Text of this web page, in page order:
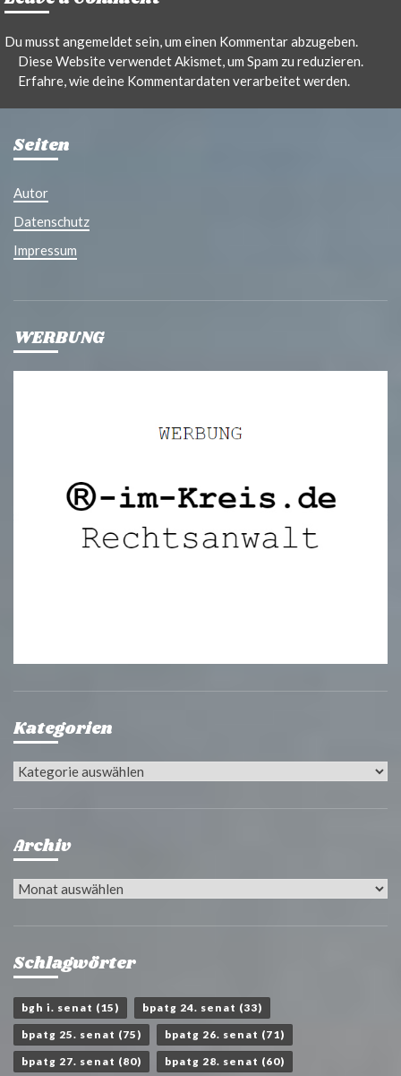
Du musstangemeldetsein, um einen Kommentar abzugeben.
Diese Website verwendet Akismet, um Spam zu reduzieren.
Erfahre, wie deine Kommentardaten verarbeitet werden.
Seiten
Autor
Datenschutz
Impressum
WERBUNG
Kategorien
Kategorien
Archiv
Archiv
Schlagwörter
bgh i. senat (15) bpatg 24. senat (33)
bpatg 25. senat (75) bpatg 26. senat (71)
bpatg 27. senat (80) bpatg 28. senat (60)